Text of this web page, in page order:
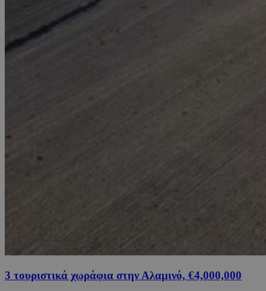
3 τουριστικά χωράφια στην Αλαμινό, €4,000,000